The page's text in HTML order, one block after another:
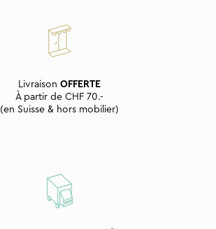
Livraison OFFERTE
À partir de CHF 70.-
(en Suisse & hors mobilier)